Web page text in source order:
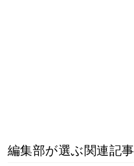
編集部が選ぶ関連記事